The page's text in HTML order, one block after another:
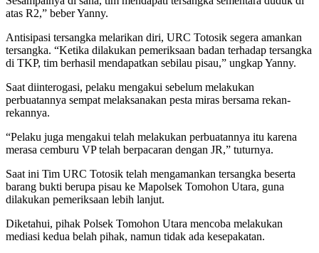
atas R2,” beber Yanny.
Antisipasi tersangka melarikan diri, URC Totosik segera amankan
tersangka. “Ketika dilakukan pemeriksaan badan terhadap tersangka
di TKP, tim berhasil mendapatkan sebilau pisau,” ungkap Yanny.
Saat diinterogasi, pelaku mengakui sebelum melakukan
perbuatannya sempat melaksanakan pesta miras bersama rekan-
rekannya.
“Pelaku juga mengakui telah melakukan perbuatannya itu karena
merasa cemburu VP telah berpacaran dengan JR,” tuturnya.
Saat ini Tim URC Totosik telah mengamankan tersangka beserta
barang bukti berupa pisau ke Mapolsek Tomohon Utara, guna
dilakukan pemeriksaan lebih lanjut.
Diketahui, pihak Polsek Tomohon Utara mencoba melakukan
mediasi kedua belah pihak, namun tidak ada kesepakatan.